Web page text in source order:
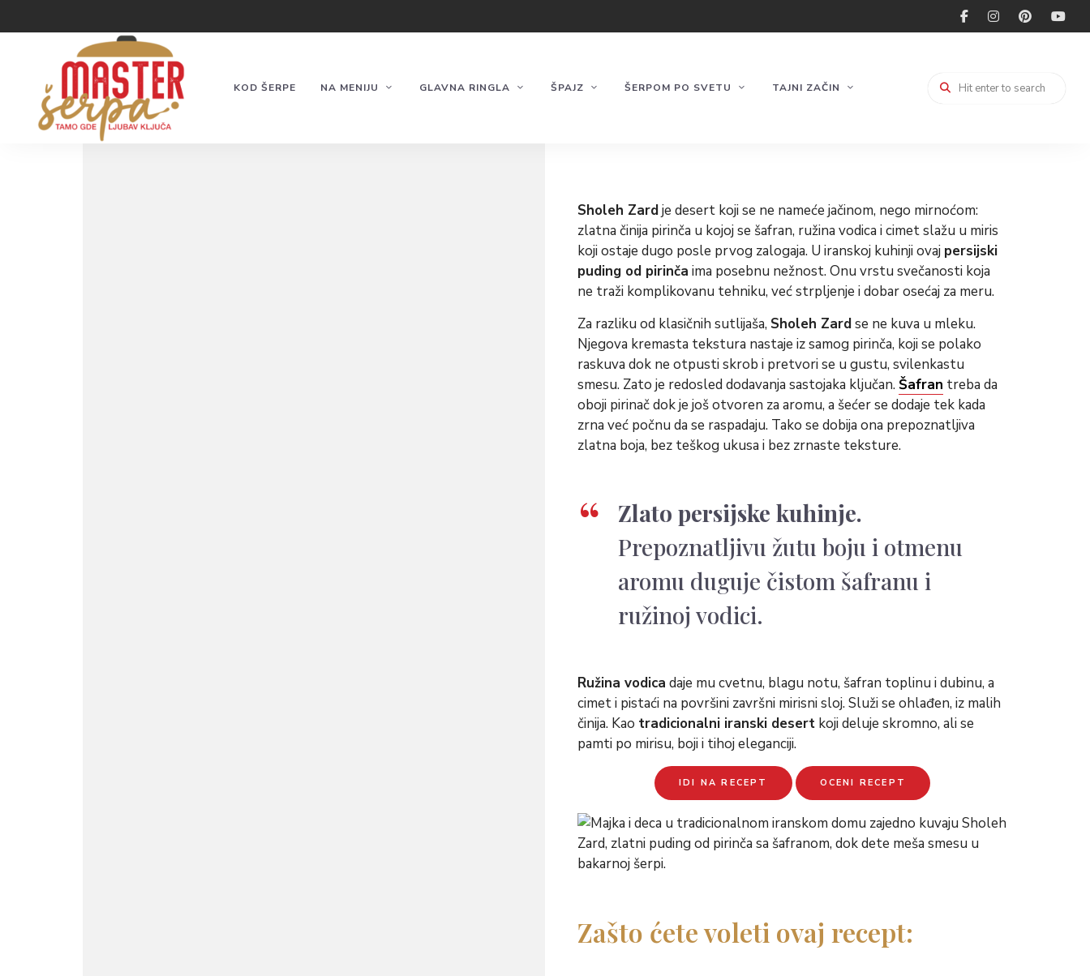
KOD ŠERPE NA MENIJU GLAVNA RINGLA ŠPAJZ ŠERPOM PO SVETU TAJNI ZAČIN
Sholeh Zardje desert koji se ne nameće jačinom, nego mirnoćom:
zlatna činija pirinča u kojoj se šafran, ružina vodica i cimet slažu u miris
koji ostaje dugo posle prvog zalogaja. U iranskoj kuhinji ovaj persijski
puding od pirinča ima posebnu nežnost. Onu vrstu svečanosti koja
ne traži komplikovanu tehniku, već strpljenje i dobar osećaj za meru.
Za razliku od klasičnih sutlijaša, Sholeh Zardse ne kuva u mleku.
Njegova kremasta tekstura nastaje iz samog pirinča, koji se polako
raskuva dok ne otpusti skrob i pretvori se u gustu, svilenkastu
smesu. Zato je redosled dodavanja sastojaka ključan. Šafran treba da
oboji pirinač dok je još otvoren za aromu, a šećer se dodaje tek kada
zrna već počnu da se raspadaju. Tako se dobija ona prepoznatljiva
zlatna boja, bez teškog ukusa i bez zrnaste teksture.
Zlato persijske kuhinje.
Prepoznatljivu žutu boju i otmenu
aromu duguje čistom šafranu i
ružinoj vodici.
Ružina vodica daje mu cvetnu, blagu notu, šafran toplinu i dubinu, a
cimet i pistaći na površini završni mirisni sloj. Služi se ohlađen, iz malih
činija. Kao tradicionalni iranski desert koji deluje skromno, ali se
pamti po mirisu, boji i tihoj eleganciji.
IDI NA RECEPT OCENI RECEPT
Zašto ćete voleti ovaj recept: